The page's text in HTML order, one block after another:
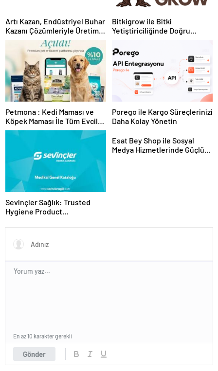
Artı Kazan, Endüstriyel Buhar
Kazanı Çözümleriyle Üretim
Tesislerine Verimli Sistemler
Sunuyor
Bitkigrow ile Bitki
Yetiştiriciliğinde Doğru
Petmona : Kedi Maması ve
Köpek Maması İle Tüm Evcil
Hayvan Ürünleri
Porego ile Kargo Süreçlerinizi
Daha Kolay Yönetin
Sevinçler Sağlık: Trusted
Hygiene Product
Esat Bey Shop ile Sosyal
Medya Hizmetlerinde Güçlü
Gönder
En az 10 karakter gerekli